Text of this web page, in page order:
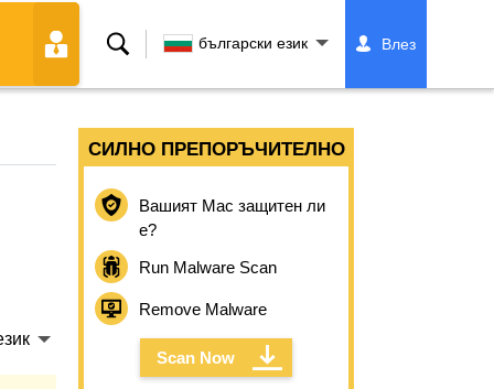
Търсене български език Влез
СИЛНО ПРЕПОРЪЧИТЕЛНО
Вашият Mac защитен ли
е?
Run Malware Scan
Remove Malware
Scan Now